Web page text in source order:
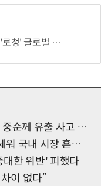
…“공급망 재편부터”
사고 전 수준 회복”
국내 시장 흔든다
한 위반' 피했다
이 없다”